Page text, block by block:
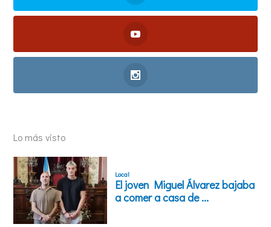
Lo más visto